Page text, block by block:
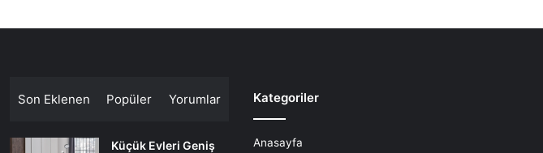
Son Eklenen Popüler Yorumlar
Küçük Evleri Geniş
Kategoriler
Anasayfa